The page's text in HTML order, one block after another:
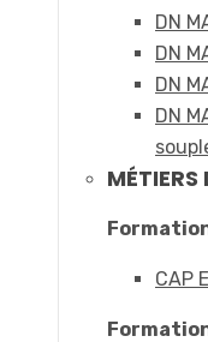
DN
DN
DN
DN
MÉTIERS
CAP